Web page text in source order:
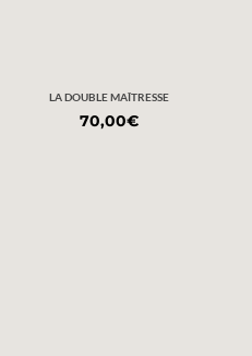
LA DOUBLE MAÎTRESSE
70,00€